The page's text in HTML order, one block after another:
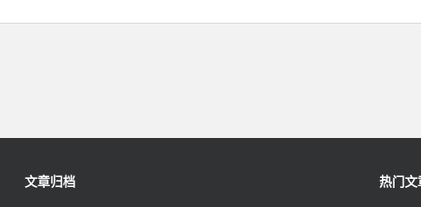
文章归档 热门文